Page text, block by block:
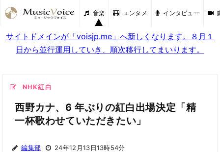
音楽 エンタメ インタビュー
サイトドメインが「voisjp.me」へ新しくなります。８月１
日から並行運用していき、順次移行してまいります。
NHK紅白
西野カナ、6 年ぶりの紅白出場決定「精
一杯歌わせていただきたい」
編集部 24年12月13日13時54分